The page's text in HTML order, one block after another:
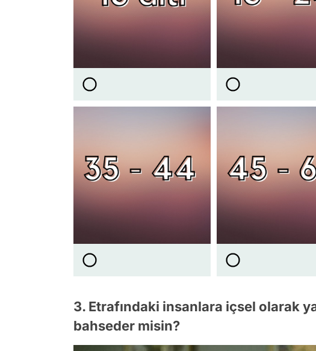
3. Etrafındaki insanlara içsel olarak
bahseder misin?